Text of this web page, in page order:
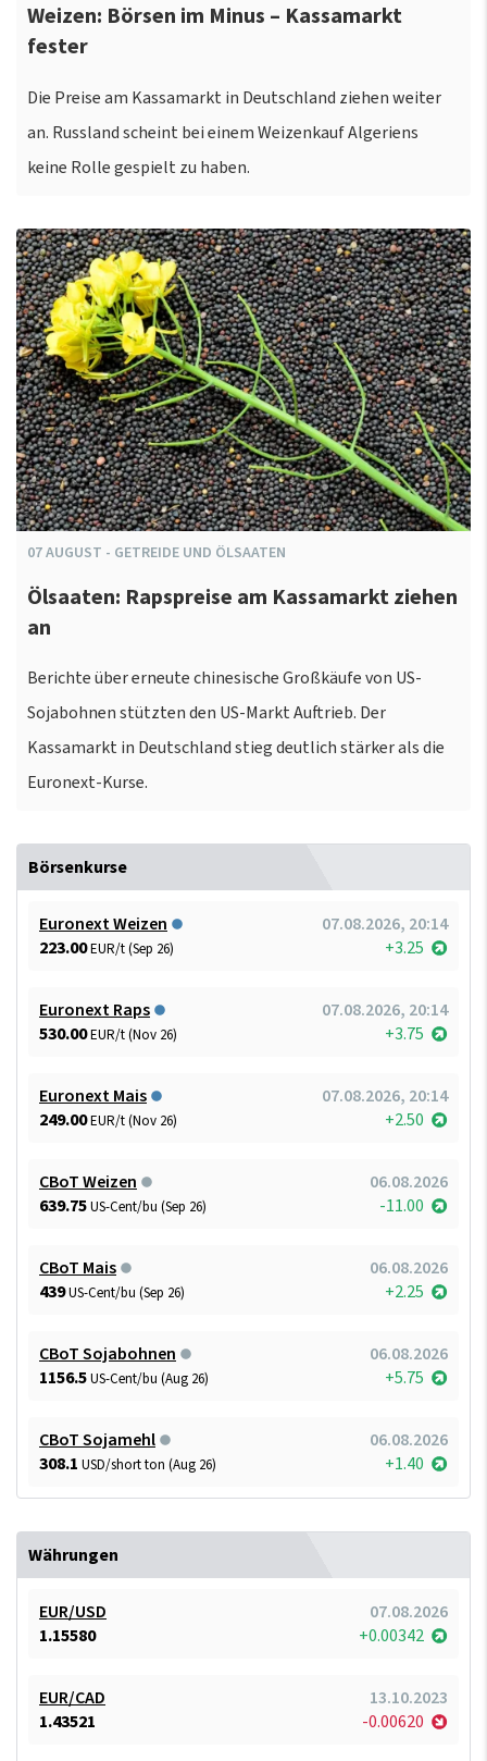
Weizen: Börsen im Minus – Kassamarkt
fester
Die Preise am Kassamarkt in Deutschland ziehen weiter
an. Russland scheint bei einem Weizenkauf Algeriens
keine Rolle gespielt zu haben.
07AUGUST - GETREIDE UND ÖLSAATEN
Ölsaaten: Rapspreise am Kassamarkt ziehen
an
Berichte über erneute chinesische Großkäufe von US-
Sojabohnen stützten den US-Markt Auftrieb. Der
Kassamarkt in Deutschland stieg deutlich stärker als die
Euronext-Kurse.
Börsenkurse
Euronext Weizen
07.08.2026, 20:14
223.00EUR/t (Sep 26) +3.25
Euronext Raps
07.08.2026, 20:14
530.00EUR/t (Nov 26) +3.75
Euronext Mais
07.08.2026, 20:14
249.00EUR/t (Nov 26) +2.50
CBoT Weizen
06.08.2026
639.75US-Cent/bu (Sep 26) -11.00
CBoT Mais
06.08.2026
439US-Cent/bu (Sep 26) +2.25
CBoT Sojabohnen
06.08.2026
1156.5US-Cent/bu (Aug 26) +5.75
CBoT Sojamehl
06.08.2026
308.1 USD/short ton (Aug 26) +1.40
Währungen
EUR/USD
07.08.2026
1.15580
+0.00342
EUR/CAD
13.10.2023
1.43521
-0.00620